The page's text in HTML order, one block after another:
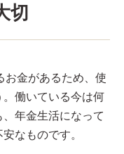
切
お金があるため、使
働いている今は何
年金生活になって
なものです。